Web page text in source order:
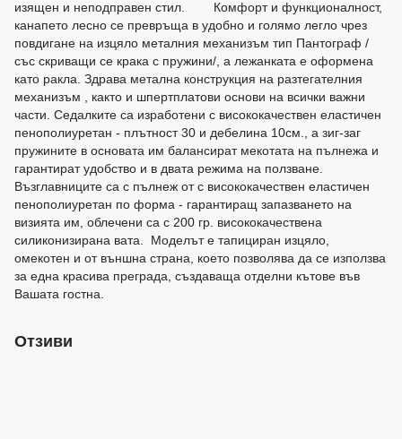
изящен и неподправен стил. Комфорт и функционалност,
канапето лесно се превръща в удобно и голямо легло чрез
повдигане на изцяло металния механизъм тип Пантограф /
със скриващи се крака с пружини/, а лежанката е оформена
като ракла. Здрава метална конструкция на разтегателния
механизъм , както и шпертплатови основи на всички важни
части. Седалките са изработени с висококачествен еластичен
пенополиуретан - плътност 30 и дебелина 10см., а зиг-заг
пружините в основата им балансират мекотата на пълнежа и
гарантират удобство и в двата режима на ползване.
Възглавниците са с пълнеж от с висококачествен еластичен
пенополиуретан по форма - гарантиращ запазването на
визията им, облечени са с 200 гр. висококачествена
силиконизирана вата. Моделът е тапициран изцяло,
омекотен и от външна страна, което позволява да се използва
за една красива преграда, създаваща отделни кътове във
Вашата гостна.
Отзиви